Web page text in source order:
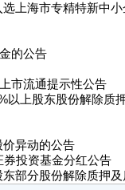
上海市专精特新中
的公告
市流通提示性公告
以上股东股份解除质
异动的公告
券投资基金分红公告
部分股份解除质押